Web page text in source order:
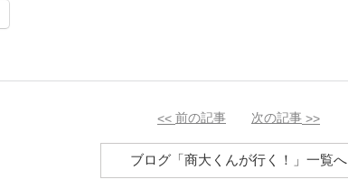
<< 前の記事 次の記事 >>
ブログ「商大くんが行く！」一覧へ